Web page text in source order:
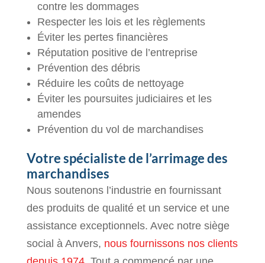
contre les dommages
Respecter les lois et les règlements
Éviter les pertes financières
Réputation positive de l’entreprise
Prévention des débris
Réduire les coûts de nettoyage
Éviter les poursuites judiciaires et les
amendes
Prévention du vol de marchandises
Votre spécialiste de l’arrimage des
marchandises
Nous soutenons l’industrie en fournissant
des produits de qualité et un service et une
assistance exceptionnels. Avec notre siège
social à Anvers, nous fournissons nos clients